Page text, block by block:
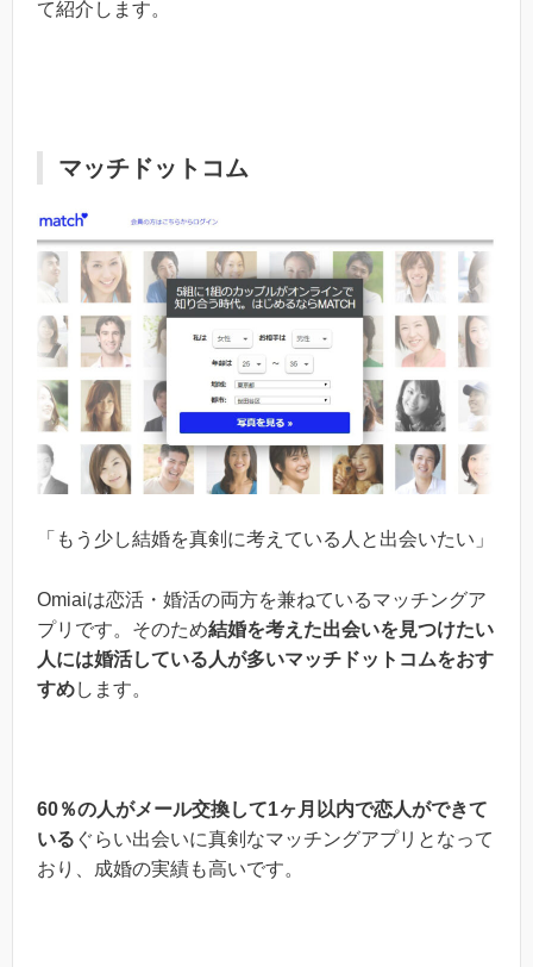
て紹介します。
マッチドットコム
「もう少し結婚を真剣に考えている人と出会いたい」
Omiaiは恋活・婚活の両方を兼ねているマッチングア
プリです。そのため結婚を考えた出会いを見つけたい
人には婚活している人が多いマッチドットコムをおす
すめします。
60％の人がメール交換して1ヶ月以内で恋人ができて
いる ぐらい出会いに真剣なマッチングアプリとなって
おり、成婚の実績も高いです。